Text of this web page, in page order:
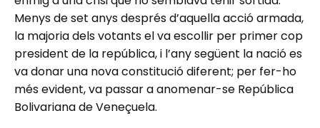
Menys de set anys després d’aquella acció armada,
la majoria dels votants el va escollir per primer cop
president de la república, i l’any següent la nació es
va donar una nova constitució diferent; per fer-ho
més evident, va passar a anomenar-se República
Bolivariana de Veneçuela.